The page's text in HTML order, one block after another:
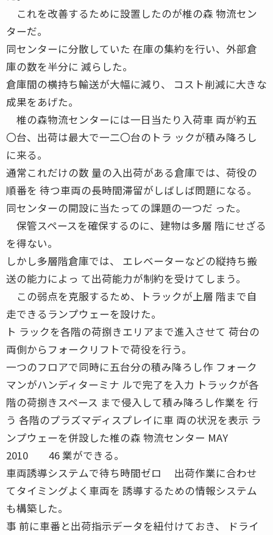
これを改善するために設置したのが椎の森 物流セン
ターだ。
同センターに分散していた 在庫の集約を行い、外部倉
庫の数を半分に 減らした。
倉庫間の横持ち輸送が大幅に減り、 コスト削減に大きな
成果をあげた。
椎の森物流センターには一日当たり入荷車 両が約五
〇台、出荷は最大で一二〇台のトラ ックが積み降ろし
に来る。
通常これだけの数 量の入出荷がある倉庫では、荷役の
順番を 待つ車両の長時間滞留がしばしば問題になる。
同センターの開設に当たっての課題の一つだ った。
保管スペースを確保するのに、建物は多層 階にせざる
を得ない。
しかし多層階倉庫では、 エレベーターなどの縦持ち搬
送の能力によっ て出荷能力が制約を受けてしまう。
この弱点を克服するため、トラックが上層 階まで自
走できるランプウェーを設けた。
ト ラックを各階の荷捌きエリアまで進入させて 荷台の
両側からフォークリフトで荷役を行う。
一つのフロアで同時に五台分の積み降ろし作 フォーク
マンがハンディターミナ ルで完了を入力 トラックが各
階の荷捌きスペース まで侵入して積み降ろし作業を 行
う 各階のプラズマディスプレイに車 両の状況を表示 ラ
ンプウェーを併設した椎の森 物流センター MAY
2010 46 業ができる。
車両誘導システムで待ち時間ゼロ 出荷作業に合わせ
てタイミングよく車両を 誘導するための情報システム
も構築した。
事 前に車番と出荷指示データを紐付けておき、 ドライ